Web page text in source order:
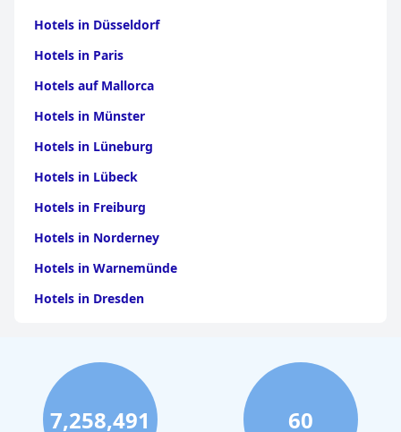
Hotels in Düsseldorf
Hotels in Paris
Hotels auf Mallorca
Hotels in Münster
Hotels in Lüneburg
Hotels in Lübeck
Hotels in Freiburg
Hotels in Norderney
Hotels in Warnemünde
Hotels in Dresden
Hotels in Stuttgart
Hotels in Leipzig
Hotels in Bamberg
7,258,491 60